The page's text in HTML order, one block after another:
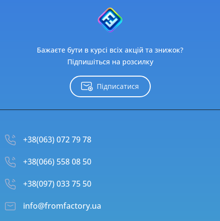
Бажаєте бути в курсі всіх акцій та знижок?
Підпишіться на розсилку
Підписатися
+38(063) 072 79 78
+38(066) 558 08 50
+38(097) 033 75 50
info@fromfactory.ua